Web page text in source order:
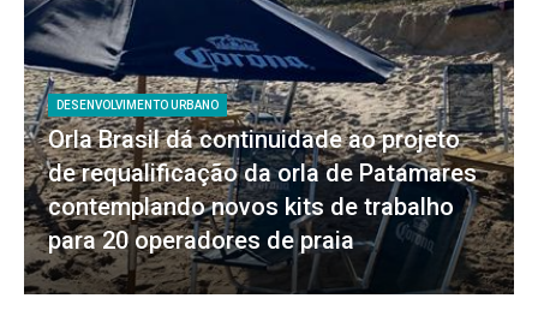
DESENVOLVIMENTO URBANO
Orla Brasil dá continuidade ao projeto
de requalificação da orla de Patamares
contemplando novos kits de trabalho
para 20 operadores de praia